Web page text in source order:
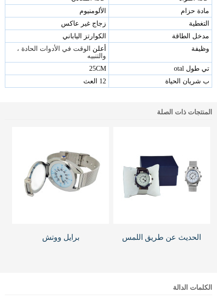
مادة حزام
الألومنيوم
التغطية
زجاج غير عاكس
مدخل الطاقة
الكوارتز الياباني
وظيفة
أعلن
الوقت في الأدوات الحادة ،
والتنبيه
تي طول otal
25CM
ب شريان الحياة 12 العث
المنتجات ذات الصلة
الحديث عن طريق اللمس برايل ووتش
الكلمات الدالة